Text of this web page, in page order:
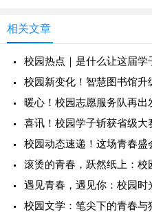
相关文章
校园热点｜是什么让这届学
校园新变化！智慧图书馆
暖心！校园志愿服务队再
喜讯！校园学子斩获省级大
校园动态速递！这场青春盛
滚烫的青春，跃然纸上：校
遇见青春，遇见你：校园时
校园文学：笔尖下的青春与